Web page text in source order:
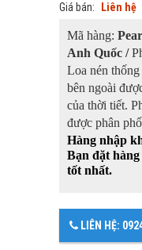
Giá bán:
Liên hệ
Mã hàng:
Anh Quốc /
Loa nén
bên ngoài
của thời tiết.
được phân
Hàng nhập
Bạn đặt
tốt nhất.
LIÊN HỆ: